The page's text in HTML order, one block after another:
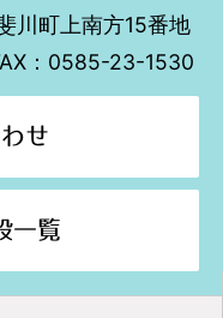
川町上南方15番地
：0585-23-1530
せ
一覧